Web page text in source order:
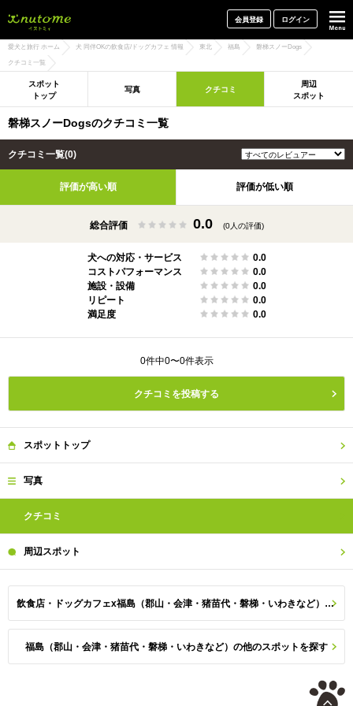
会員登録 ログイン
愛犬と旅行 ホーム 犬 同伴OKの飲食店/ドッグカフェ 情報 東北 福島 磐梯スノーDogs
クチコミ一覧
スポット
トップ
写真 クチコミ
周辺
スポット
磐梯スノーDogsのクチコミ一覧
クチコミ一覧(0)
評価が高い順 評価が低い順
総合評価 0.0 (0人の評価)
犬への対応・サービス
0.0
コストパフォーマンス
0.0
施設・設備
0.0
リピート
0.0
満足度
0.0
0件中0〜0件表示
クチコミを投稿する
スポット トップ
写真
クチコミ
周辺スポット
飲食店・ドッグカフェx福島（郡山・会津・猪苗代・磐梯・いわきなど）のスポット一覧
福島（郡山・会津・猪苗代・磐梯・いわきなど）の他のスポットを探す